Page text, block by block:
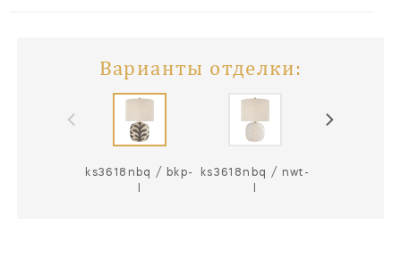
Варианты отделки:
ks3618nbq / bkp-
ks3618nbq / nwt-